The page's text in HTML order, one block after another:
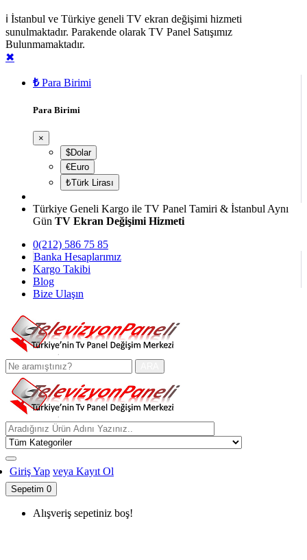
ℹ️ İstanbul ve Türkiye geneli TV ekran değişimi hizmeti
sunulmaktadır. Parakende olarak TV Panel Satışımız
Bulunmamaktadır.
✖
₺ Para Birimi
Para Birimi
×
$Dolar
€Euro
₺Türk Lirası
Türkiye Geneli Kargo ile TV Panel Tamiri & İstanbul Aynı
Gün TV Ekran Değişimi Hizmeti
0(212) 586 75 85
Banka Hesaplarımız
Kargo Takibi
Blog
Bize Ulaşın
Giriş Yap veya Kayıt Ol
Sepetim 0
Alışveriş sepetiniz boş!